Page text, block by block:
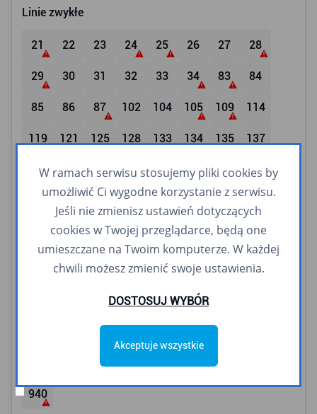
Linie zwykłe
21 22 23 24 25 26 27 28
29 30 31 32 33 34 83 84
85 86 87 102 104 105 109 114
119 121 125 128 133 134 135 137
140 141 144 145 146 147 150 152
153 159 160 163 165 171 173 177
181 182 185 187 190 191 192
194 196 198 203 204 209
265 282 287 288
710 723 740 760 770
940
W ramach serwisu stosujemy pliki cookies by
umożliwić Ci wygodne korzystanie z serwisu.
Jeśli nie zmienisz ustawień dotyczących
cookies w Twojej przeglądarce, będą one
umieszczane na Twoim komputerze. W każdej
chwili możesz zmienić swoje ustawienia.
DOSTOSUJ WYBÓR
Akceptuje wszystkie